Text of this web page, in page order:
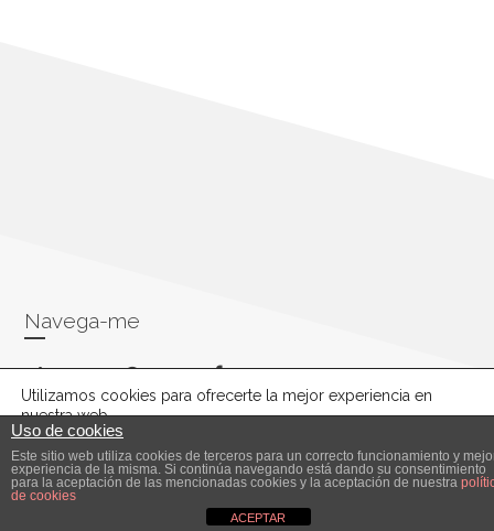
VERESCREER, TODOS LOS DERECHOS RESERVADOS
Navega-me
linkedin pinterest facebook
Uso de cookies
Este sitio web utiliza cookies de terceros para un correcto funcionamiento y
experiencia de la misma. Si continúa navegando está dando su consentimiento
para la aceptación de las mencionadas cookies y la aceptación de nuestra
de cookies
ACEPTAR
Utilizamos cookies para ofrecerte la mejor experiencia en
nuestra web.
Puedes aprender más sobre qué cookies utilizamos o
desactivarlas en losajustes.
Aceptar